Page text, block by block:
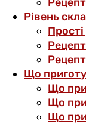
Рівень
Що
Що
Що
Що